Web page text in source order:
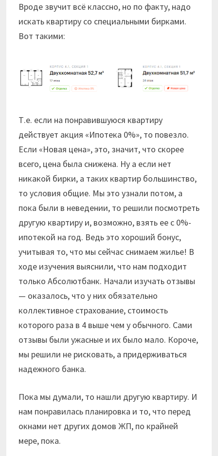
Вроде звучит всё классно, но по факту, надо
искать квартиру со специальными бирками.
Вот такими:
Т.е. если на понравившуюся квартиру
действует акция «Ипотека 0%», то повезло.
Если «Новая цена», это, значит, что скорее
всего, цена была снижена. Ну а если нет
никакой бирки, а таких квартир большинство,
то условия общие. Мы это узнали потом, а
пока были в неведении, то решили посмотреть
другую квартиру и, возможно, взять ее с 0%-
ипотекой на год. Ведь это хороший бонус,
учитывая то, что мы сейчас снимаем жилье! В
ходе изучения выяснили, что нам подходит
только Абсолютбанк. Начали изучать отзывы
— оказалось, что у них обязательно
коллективное страхование, стоимость
которого раза в 4 выше чем у обычного. Сами
отзывы были ужасные и их было мало. Короче,
мы решили не рисковать, а придерживаться
надежного банка.
Пока мы думали, то нашли другую квартиру. И
нам понравилась планировка и то, что перед
окнами нет других домов ЖП, по крайней
мере, пока.